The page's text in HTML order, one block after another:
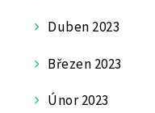
Duben 2023
Březen 2023
Únor 2023